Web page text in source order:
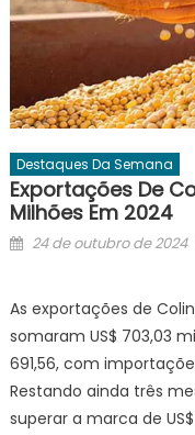
Destaques Da Semana
Exportações De
Milhões Em 2024
Posted
24 de outubro de 2024
As exportações de
somaram US$ 703,03
691,56, com
Restando ainda três
superar a marca de